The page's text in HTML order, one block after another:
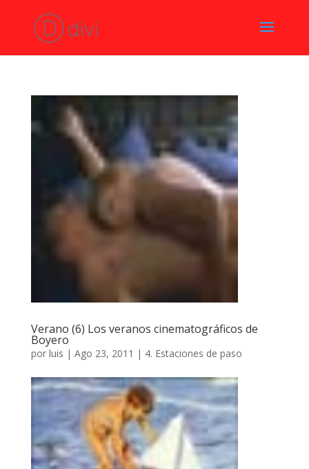
Verano (6) Los veranos cinematográficos de
Boyero
por luis | Ago 23, 2011 | 4. Estaciones de paso